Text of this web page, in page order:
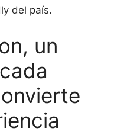
del país.
un